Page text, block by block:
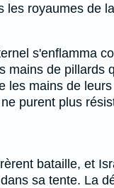
les royaumes de
s'enflamma
mains de pillards
les mains de
purent plus
bataille, et
sa tente. La